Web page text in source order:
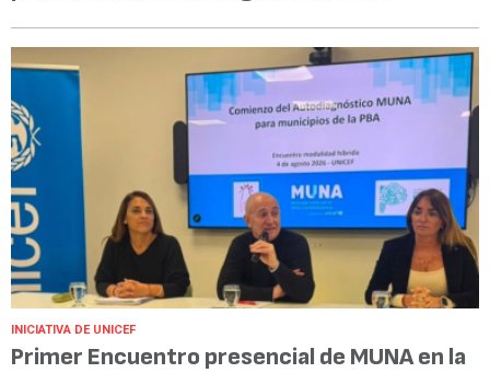
INICIATIVA DE UNICEF
Primer Encuentro presencial de MUNA en la